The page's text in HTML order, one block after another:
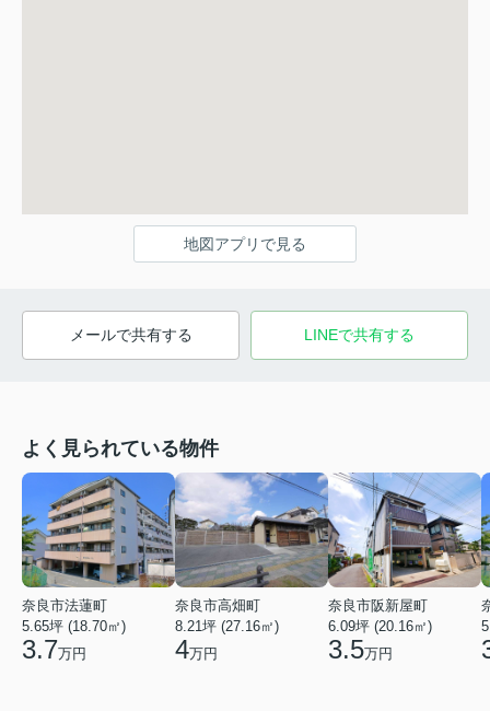
地図アプリで見る
メールで共有する LINEで共有する
よく見られている物件
奈良市法蓮町
5.65坪 (18.70㎡)
3.7万円
奈良市高畑町
8.21坪 (27.16㎡)
4万円
奈良市阪新屋町
6.09坪 (20.16㎡)
3.5万円